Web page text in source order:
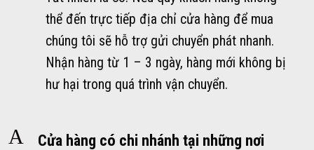
thể đến trực tiếp địa chỉ cửa hàng để mua
chúng tôi sẽ hỗ trợ gửi chuyển phát nhanh.
Nhận hàng từ 1 – 3 ngày, hàng mới không bị
hư hại trong quá trình vận chuyển.
A
Cửa hàng có chi nhánh tại những nơi